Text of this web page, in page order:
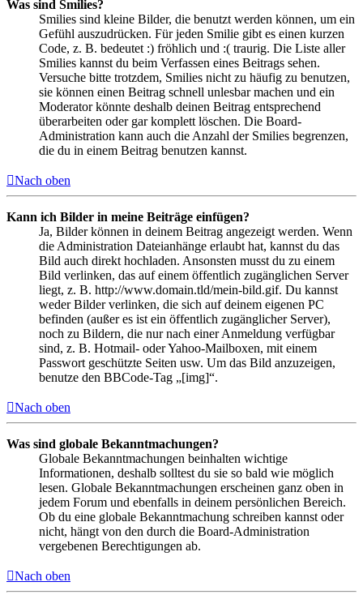
Was sind Smilies?
Smilies sind kleine Bilder, die benutzt werden können, um ein
Gefühl auszudrücken. Für jeden Smilie gibt es einen kurzen
Code, z. B. bedeutet :) fröhlich und :( traurig. Die Liste aller
Smilies kannst du beim Verfassen eines Beitrags sehen.
Versuche bitte trotzdem, Smilies nicht zu häufig zu benutzen,
sie können einen Beitrag schnell unlesbar machen und ein
Moderator könnte deshalb deinen Beitrag entsprechend
überarbeiten oder gar komplett löschen. Die Board-
Administration kann auch die Anzahl der Smilies begrenzen,
die du in einem Beitrag benutzen kannst.
Nach oben
Kann ich Bilder in meine Beiträge einfügen?
Ja, Bilder können in deinem Beitrag angezeigt werden. Wenn
die Administration Dateianhänge erlaubt hat, kannst du das
Bild auch direkt hochladen. Ansonsten musst du zu einem
Bild verlinken, das auf einem öffentlich zugänglichen Server
liegt, z. B. http://www.domain.tld/mein-bild.gif. Du kannst
weder Bilder verlinken, die sich auf deinem eigenen PC
befinden (außer es ist ein öffentlich zugänglicher Server),
noch zu Bildern, die nur nach einer Anmeldung verfügbar
sind, z. B. Hotmail- oder Yahoo-Mailboxen, mit einem
Passwort geschützte Seiten usw. Um das Bild anzuzeigen,
benutze den BBCode-Tag „[img]“.
Nach oben
Was sind globale Bekanntmachungen?
Globale Bekanntmachungen beinhalten wichtige
Informationen, deshalb solltest du sie so bald wie möglich
lesen. Globale Bekanntmachungen erscheinen ganz oben in
jedem Forum und ebenfalls in deinem persönlichen Bereich.
Ob du eine globale Bekanntmachung schreiben kannst oder
nicht, hängt von den durch die Board-Administration
vergebenen Berechtigungen ab.
Nach oben